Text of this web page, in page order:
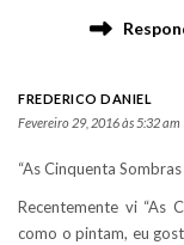
FREDERICO DANIEL
Fevereiro 29, 2016 às 5:32 am
“As Cinquenta
Recentemente vi “As
como o pintam, eu